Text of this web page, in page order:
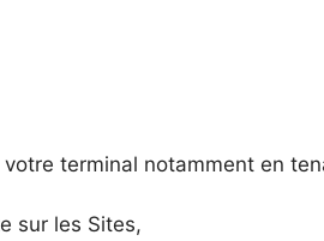
votre terminal notamment en
sur les Sites,